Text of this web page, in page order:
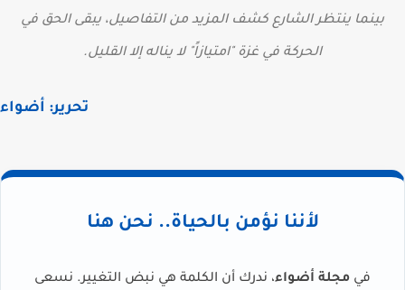
بينما ينتظر الشارع كشف المزيد من التفاصيل، يبقى الحق في
الحركة في غزة "امتيازاً" لا يناله إلا القليل.
تحرير: أضواء
لأننا نؤمن بالحياة.. نحن هنا
في مجلة أضواء، ندرك أن الكلمة هي نبض التغيير. نسعى